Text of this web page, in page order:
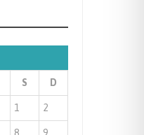
S D
1 2